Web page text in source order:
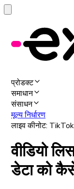
प्रोडक्ट
समाधान
संसाधन
मूल्य निर्धारण
लाइव कीनोट:
वीडियो
डेटा को